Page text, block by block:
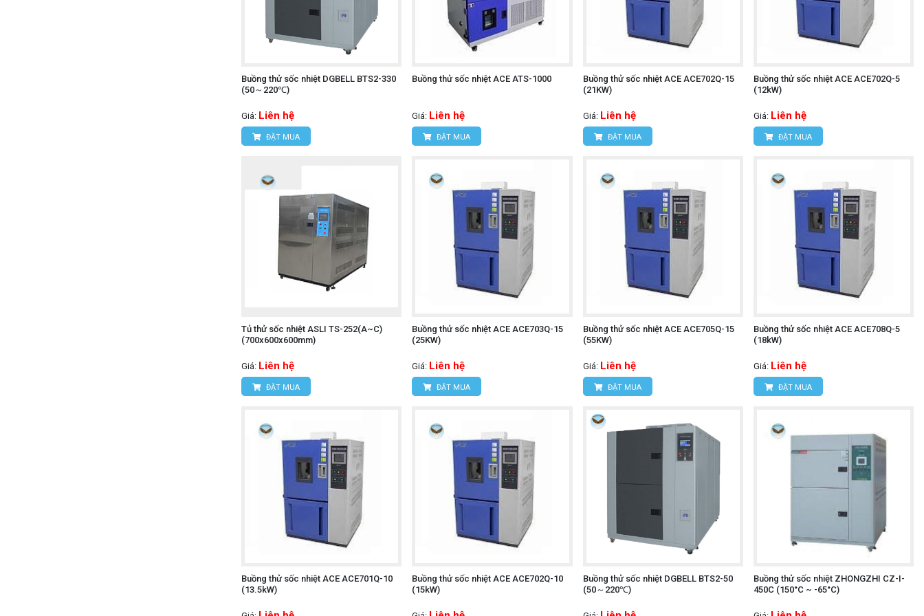
Buồng thử sốc nhiệt DGBELL BTS2-330
(50～220℃)
Giá: Liên hệ
ĐẶT MUA
Buồng thử sốc nhiệt ACE ATS-1000
Giá: Liên hệ
ĐẶT MUA
Buồng thử sốc nhiệt ACE ACE702Q-15
(21KW)
Giá: Liên hệ
ĐẶT MUA
Buồng thử sốc nhiệt ACE ACE702Q-5
(12kW)
Giá: Liên hệ
ĐẶT MUA
Tủ thử sốc nhiệt ASLI TS-252(A~C)
(700x600x600mm)
Giá: Liên hệ
ĐẶT MUA
Buồng thử sốc nhiệt ACE ACE703Q-15
(25KW)
Giá: Liên hệ
ĐẶT MUA
Buồng thử sốc nhiệt ACE ACE705Q-15
(55KW)
Giá: Liên hệ
ĐẶT MUA
Buồng thử sốc nhiệt ACE ACE708Q-5
(18kW)
Giá: Liên hệ
ĐẶT MUA
Buồng thử sốc nhiệt ACE ACE701Q-10
(13.5kW)
Buồng thử sốc nhiệt ACE ACE702Q-10
(15kW)
Buồng thử sốc nhiệt DGBELL BTS2-50
(50～220℃)
Buồng thử sốc nhiệt ZHONGZHI CZ-I-
450C (150°C ~ -65°C)